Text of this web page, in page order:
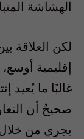
الهشاشة
لكن العلاقة
إقليمية
غالبًا ما يُعيد
صحيحٌ أن
يجري من